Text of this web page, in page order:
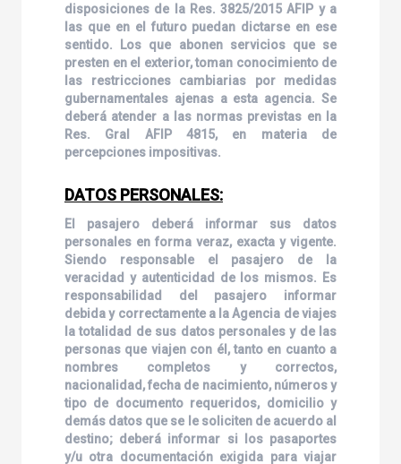
disposiciones de la Res. 3825/2015 AFIP y a
las que en el futuro puedan dictarse en ese
sentido. Los que abonen servicios que se
presten en el exterior, toman conocimiento de
las restricciones cambiarias por medidas
gubernamentales ajenas a esta agencia. Se
deberá atender a las normas previstas en la
Res. Gral AFIP 4815, en materia de
percepciones impositivas.
DATOS PERSONALES:
El pasajero deberá informar sus datos
personales en forma veraz, exacta y vigente.
Siendo responsable el pasajero de la
veracidad y autenticidad de los mismos. Es
responsabilidad del pasajero informar
debida y correctamente a la Agencia de viajes
la totalidad de sus datos personales y de las
personas que viajen con él, tanto en cuanto a
nombres completos y correctos,
nacionalidad, fecha de nacimiento, números y
tipo de documento requeridos, domicilio y
demás datos que se le soliciten de acuerdo al
destino; deberá informar si los pasaportes
y/u otra documentación exigida para viajar